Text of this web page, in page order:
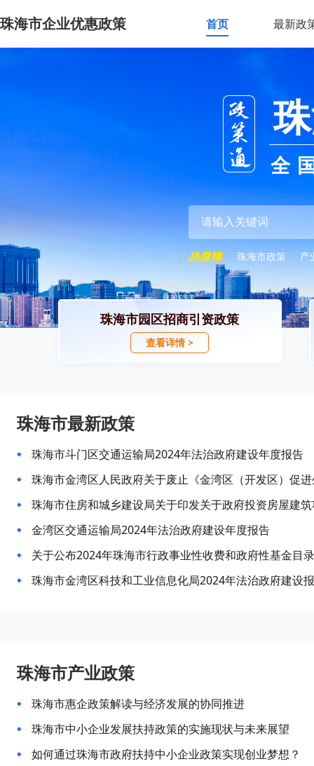
珠海市企业优惠政策 首页 最新政
全
珠海市政策 产
珠海市园区招商引资政策
查看详情 >
珠海市最新政策
珠海市斗门区交通运输局2024年法治政府建设年度报告
金湾区交通运输局2024年法治政府建设年度报告
关于公布2024年珠海市行政事业性收费和政府性基金目
珠海市金湾区科技和工业信息化局2024年法治政府建设
珠海市产业政策
珠海市惠企政策解读与经济发展的协同推进
珠海市中小企业发展扶持政策的实施现状与未来展望
如何通过珠海市政府扶持中小企业政策实现创业梦想？